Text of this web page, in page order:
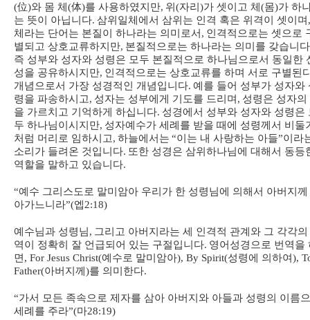
(位)와 몸 체 (体)를 사용하였지만, 위 (자리 )가 셋이고 체 (몸)가 하
는 뜻이 아닙니다. 삼위일체에서 삼위는 인격 혹은 위격이 셋이며 ,
체라는 단어는 본질이 하나라는 의미로서 , 인격적으로는 셋으로
별되고 상호교류하지만, 본질적으로는 하나라는 의미를 갖습니다
즉 성부와 성자와 성령은 모두 본질적으로 하나님으로서 동일한
성을 공유하시지만, 인격적으로는 상호교류를 하며 서로 구별된
개념으로서 가장 성경적인 개념입니다. 예를 들어 성부가 성자와
령을 파송하시고, 성자는 성부에게 기도를 드리며 , 성령은 성자의
을 가르치고 기억하게 하십니다. 성경에서 성부와 성자와 성령은
두 하나님이시지만, 성자예수가 세례를 받을 때에 성령께서 비둘
처럼 머리로 임하시고, 하늘에서는 “이는 내 사랑하는 아들”이라
소리가 들려온 것입니다. 또한 성경은 삼위하나님에 대해서 동등
역할을 말하고 있습니다.
“예수 그리스도로 말미암아 우리가 한 성령님에 의해서 아버지께
아가느니라”(엡2:18)
예수님과 성령님, 그리고 아버지라는 세 인격적 관계와 그 각각의
역이 정확히 잘 언급되어 있는 구절입니다. 영어성경으로 번역을
면 , For Jesus Christ(예수로 말미암아), By Spirit(성령에 의하여),
Father(아버지께 )를 의미한다.
“가서 모든 족속으로 제자를 삼아 아버지와 아들과 성령의 이름
세례를 주라”(마28:19)